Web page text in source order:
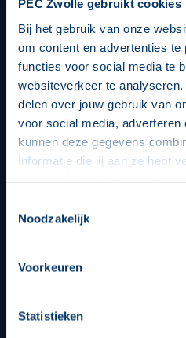
PEC Zwolle gebruikt cookies
Bij het gebruik van onze
om content en advertenties te
functies voor social media te
websiteverkeer te
delen over jouw gebruik van
voor social media, adverteren
kunnen deze gegevens
informatie die jij aan ze hebt
op een veilige en integere
beheren op de privacy- en
Noodzakelijk
Voorkeuren
Statistieken